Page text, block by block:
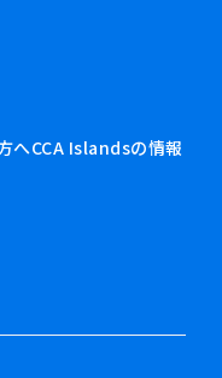
へCCA Islandsの情報